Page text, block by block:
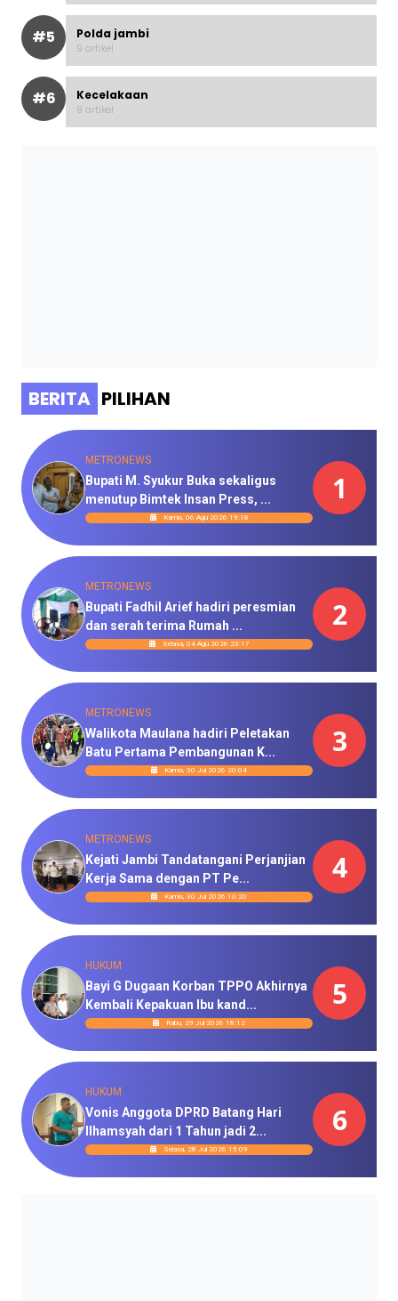
#5 Polda jambi
9 artikel
#6 Kecelakaan
9 artikel
BERITA PILIHAN
METRONEWS
Bupati M. Syukur Buka sekaligus
menutup Bimtek Insan Press, ...
Kamis, 06 Agu 2026 19:18
1
METRONEWS
Bupati Fadhil Arief hadiri peresmian
dan serah terima Rumah ...
Selasa, 04 Agu 2026 23:17
2
METRONEWS
Walikota Maulana hadiri Peletakan
Batu Pertama Pembangunan K...
Kamis, 30 Jul 2026 20:04
3
METRONEWS
Kejati Jambi Tandatangani Perjanjian
Kerja Sama dengan PT Pe...
Kamis, 30 Jul 2026 10:20
4
HUKUM
Bayi G Dugaan Korban TPPO Akhirnya
Kembali Kepakuan Ibu kand...
Rabu, 29 Jul 2026 18:12
5
HUKUM
Vonis Anggota DPRD Batang Hari
Ilhamsyah dari 1 Tahun jadi 2...
Selasa, 28 Jul 2026 15:09
6